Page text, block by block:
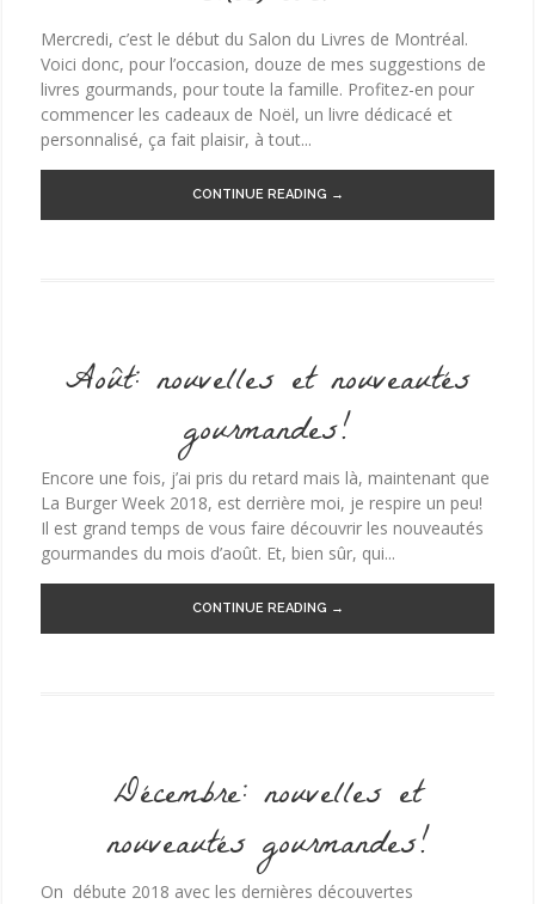
Mercredi, c’est le début du Salon du Livres de Montréal.
Voici donc, pour l’occasion, douze de mes suggestions de
livres gourmands, pour toute la famille. Profitez-en pour
commencer les cadeaux de Noël, un livre dédicacé et
personnalisé, ça fait plaisir, à tout...
CONTINUE READING →
Août: nouvelles et nouveautés
gourmandes!
Encore une fois, j’ai pris du retard mais là, maintenant que
La Burger Week 2018, est derrière moi, je respire un peu!
Il est grand temps de vous faire découvrir les nouveautés
gourmandes du mois d’août. Et, bien sûr, qui...
CONTINUE READING →
Décembre: nouvelles et
nouveautés gourmandes!
On débute 2018 avec les dernières découvertes